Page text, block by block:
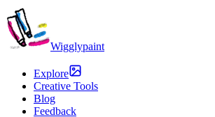
Wigglypaint
Explore
Creative Tools
Blog
Feedback